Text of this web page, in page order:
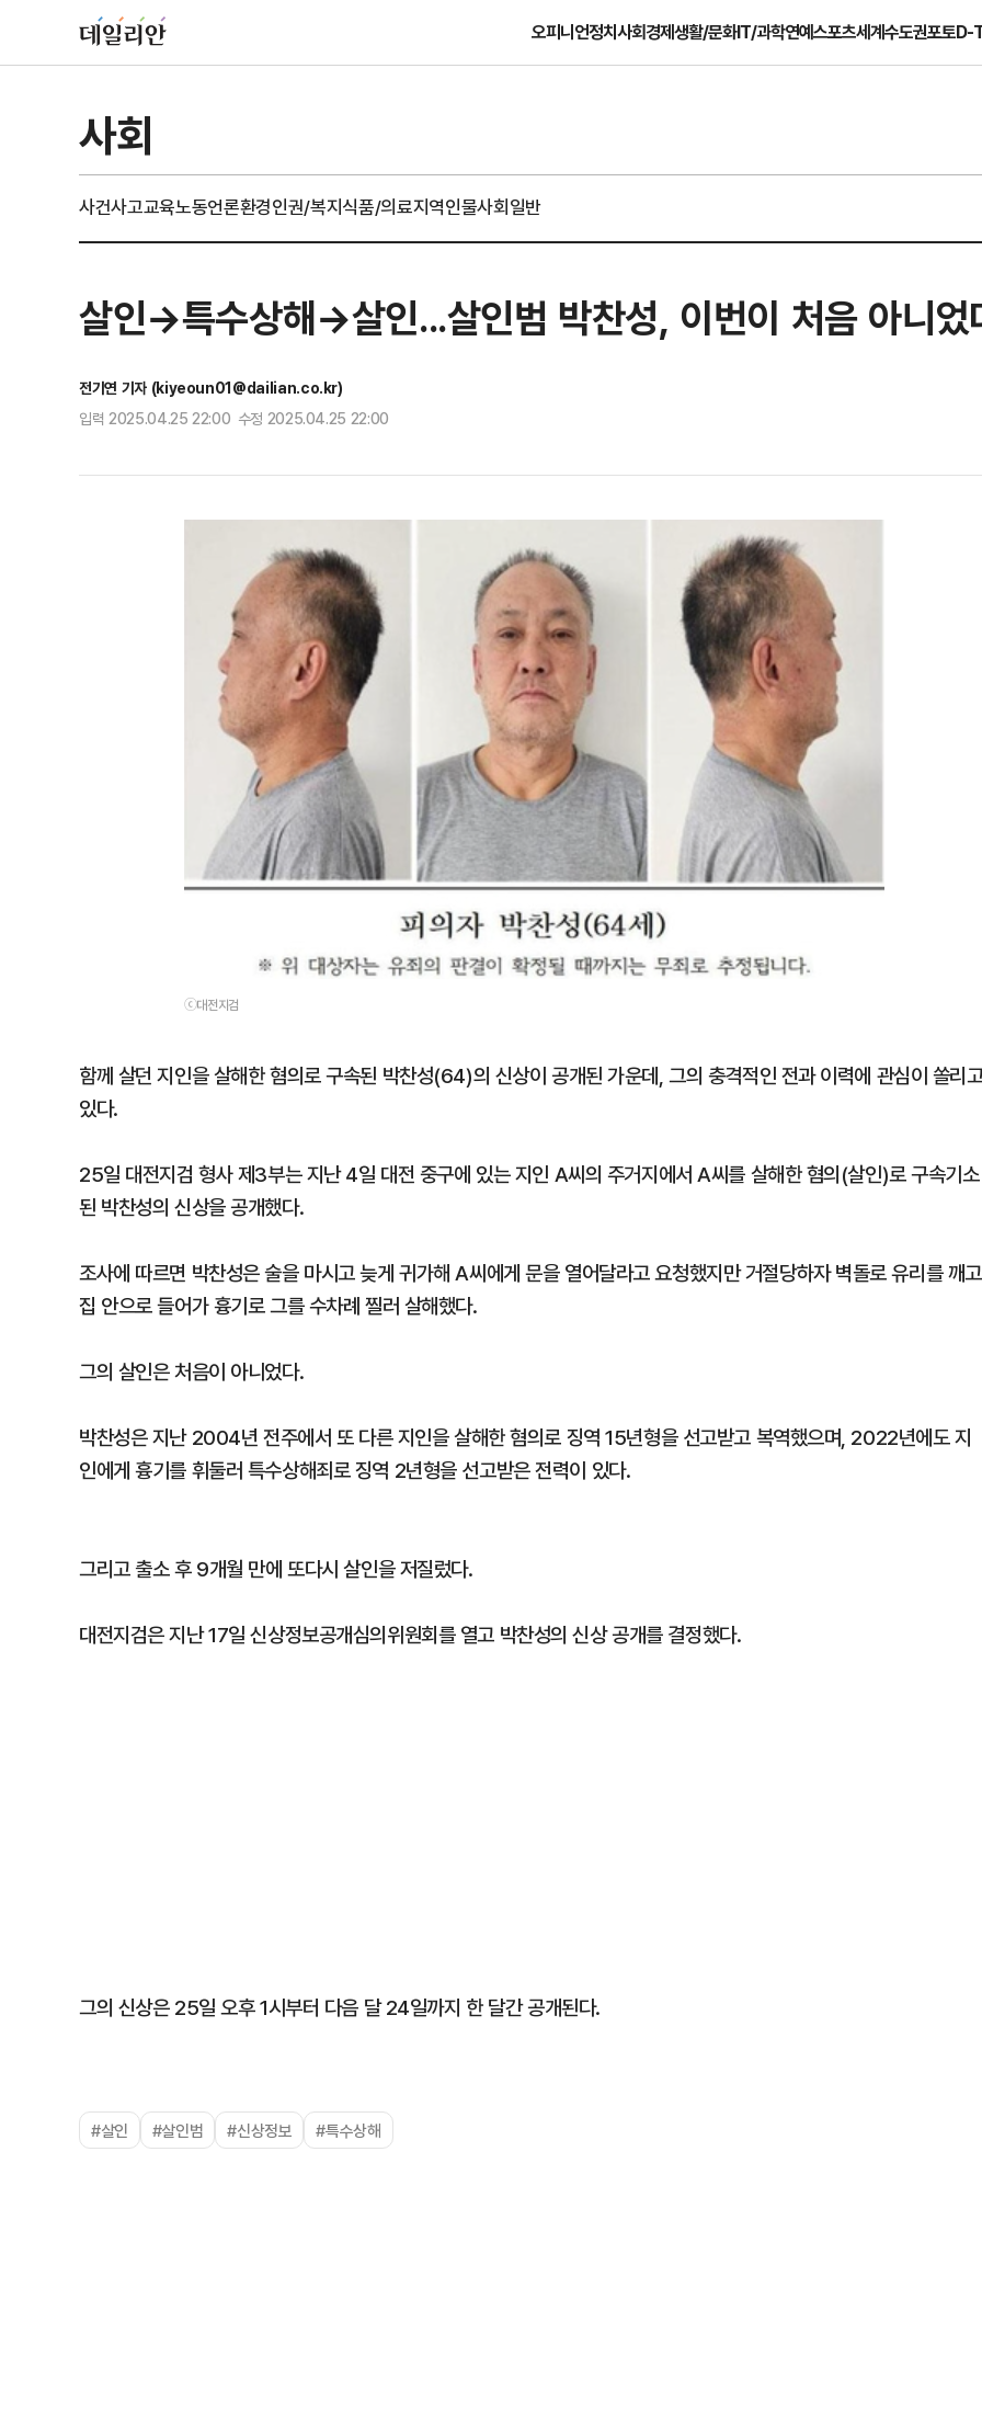
오피니언정치사회경제생활/문화IT/과학연예스포츠세계수도권포토D-
사회
사건사고교육노동언론환경인권/복지식품/의료지역인물사회일반
살인→특수상해→살인...살인범 박찬성, 이번이 처음 아니었
전기연 기자 (kiyeoun01@dailian.co.kr)
입력 2025.04.25 22:00 수정 2025.04.25 22:00
ⓒ대전지검
함께 살던 지인을 살해한 혐의로 구속된 박찬성(64)의 신상이 공개된 가운데, 그의 충격적인 전과 이력에 관심이 쏠리
있다.
25일 대전지검 형사 제3부는 지난 4일 대전 중구에 있는 지인 A씨의 주거지에서 A씨를 살해한 혐의(살인)로 구속기소
된 박찬성의 신상을 공개했다.
조사에 따르면 박찬성은 술을 마시고 늦게 귀가해 A씨에게 문을 열어달라고 요청했지만 거절당하자 벽돌로 유리를 깨고
집 안으로 들어가 흉기로 그를 수차례 찔러 살해했다.
그의 살인은 처음이 아니었다.
박찬성은 지난 2004년 전주에서 또 다른 지인을 살해한 혐의로 징역 15년형을 선고받고 복역했으며, 2022년에도 지
인에게 흉기를 휘둘러 특수상해죄로 징역 2년형을 선고받은 전력이 있다.
그리고 출소 후 9개월 만에 또다시 살인을 저질렀다.
대전지검은 지난 17일 신상정보공개심의위원회를 열고 박찬성의 신상 공개를 결정했다.
그의 신상은 25일 오후 1시부터 다음 달 24일까지 한 달간 공개된다.
#살인 #살인범 #신상정보 #특수상해